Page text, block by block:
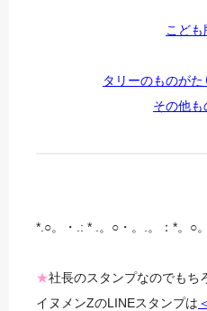
こど
タリーのものが
その他
*.○。・.: * .。○・。.。：*。○
★社長のスタンプなのでもち
イヌメンZのLINEスタンプは